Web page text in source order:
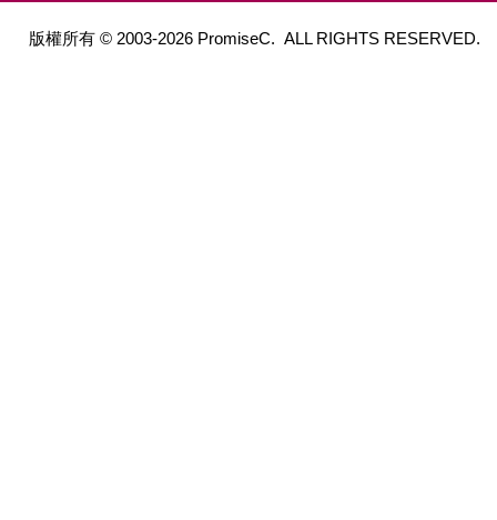
版權所有 © 2003-2026 PromiseC. ALL RIGHTS RESERVED.